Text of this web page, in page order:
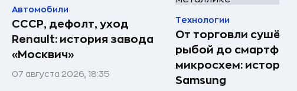
Автомобили
СССР, дефолт, уход
Renault: история завода
«Москвич»
07 августа 2026, 18:35
Технологии
От торговли
рыбой до
микросхем: история
Samsung